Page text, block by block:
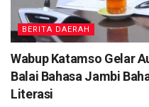
BERITA DAERAH
Wabup Katamso Gelar
Balai Bahasa Jambi
Literasi